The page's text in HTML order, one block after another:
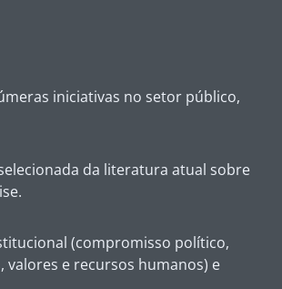
iniciativas no setor público,
da literatura atual sobre
(compromisso político,
valores e recursos humanos) e